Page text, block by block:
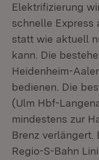
Elektrifizierung
schnelle Express
statt wie aktuell
kann. Die
Heidenheim-
bedienen. Die
(Ulm Hbf-
mindestens zur
Brenz verlängert.
Regio-S-Bahn